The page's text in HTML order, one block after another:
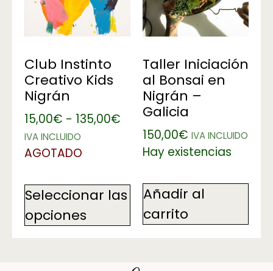
Club Instinto
Creativo Kids
Nigrán
15,00€ - 135,00€
IVA INCLUIDO
AGOTADO
Seleccionar las
opciones
Taller Iniciación
al Bonsai en
Nigrán –
Galicia
150,00€ IVA INCLUIDO
Hay existencias
Añadir al
carrito